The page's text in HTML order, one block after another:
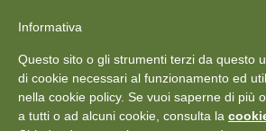
+39 011 18867102 info@aceper.it
Aceper
Vedi: Protezione dei dati personali
Informativa
Questo sito o gli strumenti terzi da questo
di cookie necessari al funzionamento ed
nella cookie policy. Se vuoi saperne di più
a tutti o ad alcuni cookie, consulta la